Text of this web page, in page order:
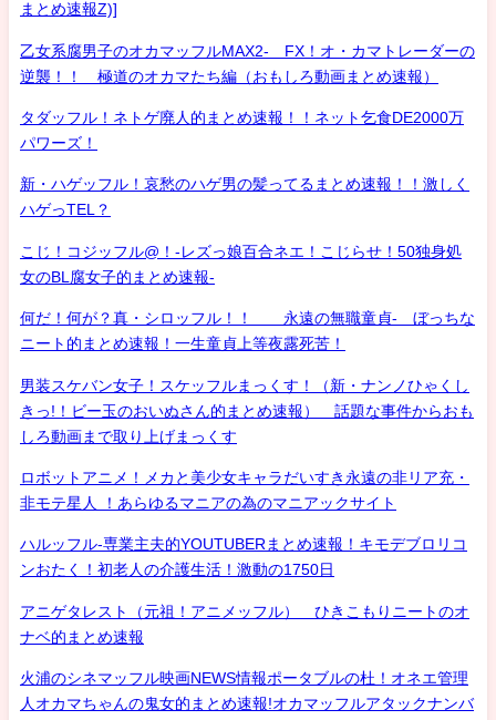
まとめ速報Z)]
乙女系腐男子のオカマッフルMAX2- FX！オ・カマトレーダーの
逆襲！！ 極道のオカマたち編（おもしろ動画まとめ速報）
タダッフル！ネトゲ廃人的まとめ速報！！ネット乞食DE2000万
パワーズ！
新・ハゲッフル！哀愁のハゲ男の髪ってるまとめ速報！！激しく
ハゲっTEL？
こじ！コジッフル@！-レズっ娘百合ネエ！こじらせ！50独身処
女のBL腐女子的まとめ速報-
何だ！何が？真・シロッフル！！ 永遠の無職童貞- ぼっちな
ニート的まとめ速報！一生童貞上等夜露死苦！
男装スケバン女子！スケッフルまっくす！（新・ナンノひゃくし
きっ!！ビー玉のおいぬさん的まとめ速報） 話題な事件からおも
しろ動画まで取り上げまっくす
ロボットアニメ！メカと美少女キャラだいすき永遠の非リア充・
非モテ星人 ！あらゆるマニアの為のマニアックサイト
ハルッフル-専業主夫的YOUTUBERまとめ速報！キモデブロリコ
ンおたく！初老人の介護生活！激動の1750日
アニゲタレスト（元祖！アニメッフル） ひきこもりニートのオ
ナベ的まとめ速報
火浦のシネマッフル映画NEWS情報ポータブルの杜！オネエ管理
人オカマちゃんの鬼女的まとめ速報!オカマッフルアタックナンバ